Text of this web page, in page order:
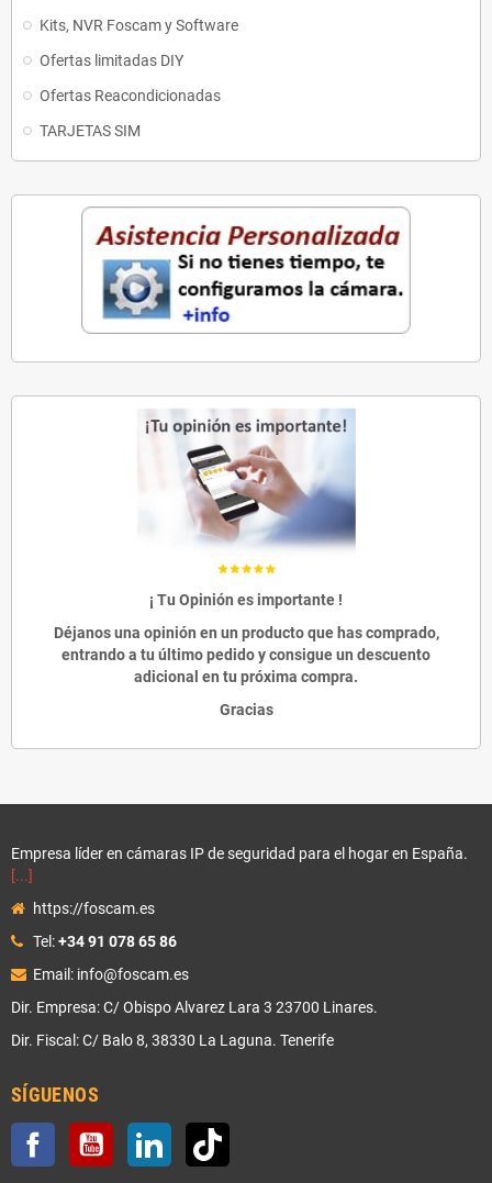
Kits, NVR Foscam y Software
Ofertas limitadas DIY
Ofertas Reacondicionadas
TARJETAS SIM
¡ Tu Opinión es importante !
Déjanos una opinión en un producto que has comprado,
entrando a tu último pedido y consigue un descuento
adicional en tu próxima compra.
Gracias
Empresa líder en cámaras IP de seguridad para el hogar en España.
[...]
https://foscam.es
Tel:+34 91 078 65 86
Email: info@foscam.es
Dir. Empresa: C/ Obispo Alvarez Lara 3 23700 Linares.
Dir. Fiscal: C/ Balo 8, 38330 La Laguna. Tenerife
SÍGUENOS
Facebook YouTube LinkedIn